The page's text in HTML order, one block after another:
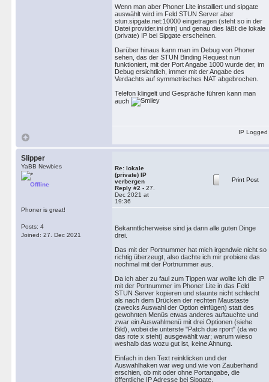
Wenn man aber Phoner Lite installiert und sipgate
auswählt wird im Feld STUN Server aber
stun.sipgate.net:10000 eingetragen (steht so in der
Datei provider.ini drin) und genau dies läßt die lokale
(private) IP bei Sipgate erscheinen.
Darüber hinaus kann man im Debug von Phoner
sehen, das der STUN Binding Request nun
funktioniert, mit der Port Angabe 1000 wurde der, im
Debug ersichtlich, immer mit der Angabe des
Verdachts auf symmetrisches NAT abgebrochen.
Telefon klingelt und Gespräche führen kann man
auch
IP Logged
Slipper
YaBB Newbies
Offline
Phoner is great!
Posts: 4
Joined: 27. Dec 2021
Re: lokale
(private) IP
verbergen
Reply #2 - 27.
Dec 2021 at
19:36
Print Post
Bekanntlicherweise sind ja dann alle guten Dinge
drei.
Das mit der Portnummer hat mich irgendwie nicht so
richtig überzeugt, also dachte ich mir probiere das
nochmal mit der Portnummer aus.
Da ich aber zu faul zum Tippen war wollte ich die IP
mit der Portnummer im Phoner Lite in das Feld
STUN Server kopieren und staunte nicht schlecht
als nach dem Drücken der rechten Maustaste
(zwecks Auswahl der Option einfügen) statt des
gewohnten Menüs etwas anderes auftauchte und
zwar ein Auswahlmenü mit drei Optionen (siehe
Bild), wobei die unterste "Patch due rport" (da wo
das rote x steht) ausgewählt war; warum wieso
weshalb das wozu gut ist, keine Ahnung.
Einfach in den Text reinklicken und der
Auswahlhaken war weg und wie von Zauberhand
erschien, ob mit oder ohne Portangabe, die
öffentliche IP Adresse bei Sipgate.